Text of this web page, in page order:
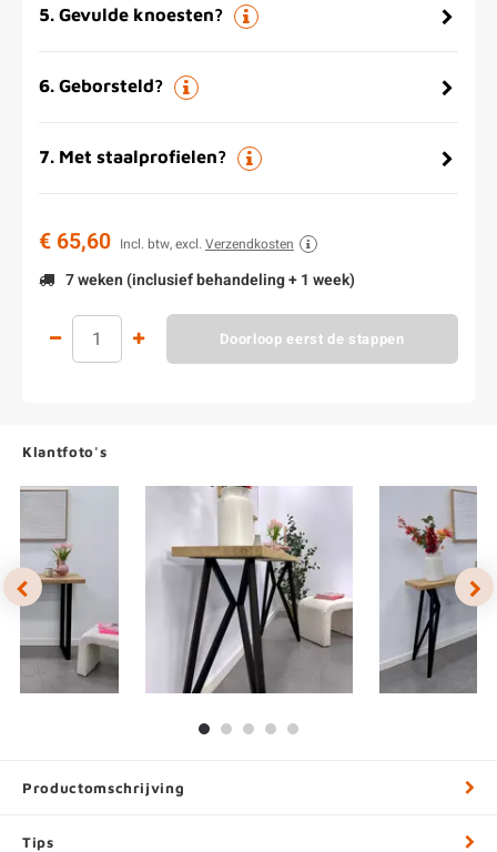
5. Gevulde knoesten?
6. Geborsteld?
7. Met staalprofielen?
€ 65,60 Incl. btw, excl. Verzendkosten
7 weken (inclusief behandeling + 1 week)
Doorloop eerst de stappen
Klantfoto's
Productomschrijving
Tips